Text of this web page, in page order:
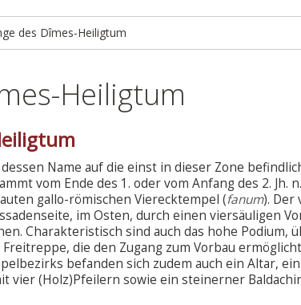
des Dîmes-Heiligtum
Heiligtum
Name auf die einst in dieser Zone
vom Ende des 1. oder vom Anfang des 2. Jh.
gallo-römischen Vierecktempel (fanum). Der
im Osten, durch einen viersäuligen
Charakteristisch sind auch das hohe Podium,
die den Zugang zum Vorbau
befanden sich zudem auch ein Altar,
vier (Holz)Pfeilern sowie ein steinerner